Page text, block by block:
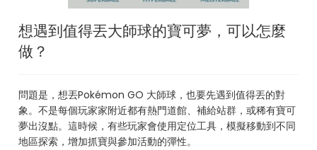
想遇到值得丟大師球的寶可夢，可以怎麼
做？
問題是，想丟Pokémon GO 大師球，也要先遇到值得丟的對
象。不是每個玩家家附近都有熱門道館、補給站群，或稀有寶可
夢出沒點。這時候，有些玩家會使用定位工具，模擬移動到不同
地區探索，增加抓寶與參加活動的彈性。